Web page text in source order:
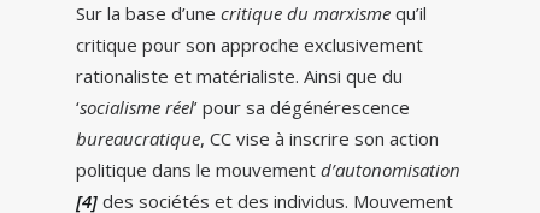
Sur la base d’une critique du marxisme qu’il
critique pour son approche exclusivement
rationaliste et matérialiste. Ainsi que du
‘socialisme réel’ pour sa dégénérescence
bureaucratique, CC vise à inscrire son action
politique dans le mouvement d’autonomisation
[4] des sociétés et des individus. Mouvement